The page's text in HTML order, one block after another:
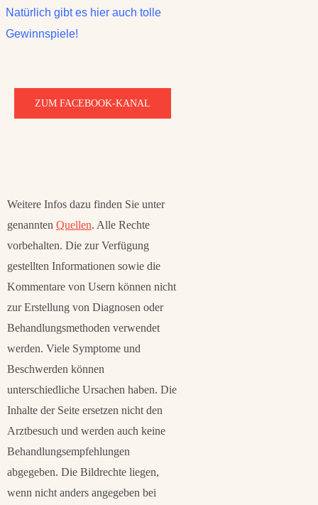
Natürlich gibt es hier auch tolle
Gewinnspiele!
ZUM FACEBOOK-KANAL
Weitere Infos dazu finden Sie unter
genannten Quellen. Alle Rechte
vorbehalten. Die zur Verfügung
gestellten Informationen sowie die
Kommentare von Usern können nicht
zur Erstellung von Diagnosen oder
Behandlungsmethoden verwendet
werden. Viele Symptome und
Beschwerden können
unterschiedliche Ursachen haben. Die
Inhalte der Seite ersetzen nicht den
Arztbesuch und werden auch keine
Behandlungsempfehlungen
abgegeben. Die Bildrechte liegen,
wenn nicht anders angegeben bei